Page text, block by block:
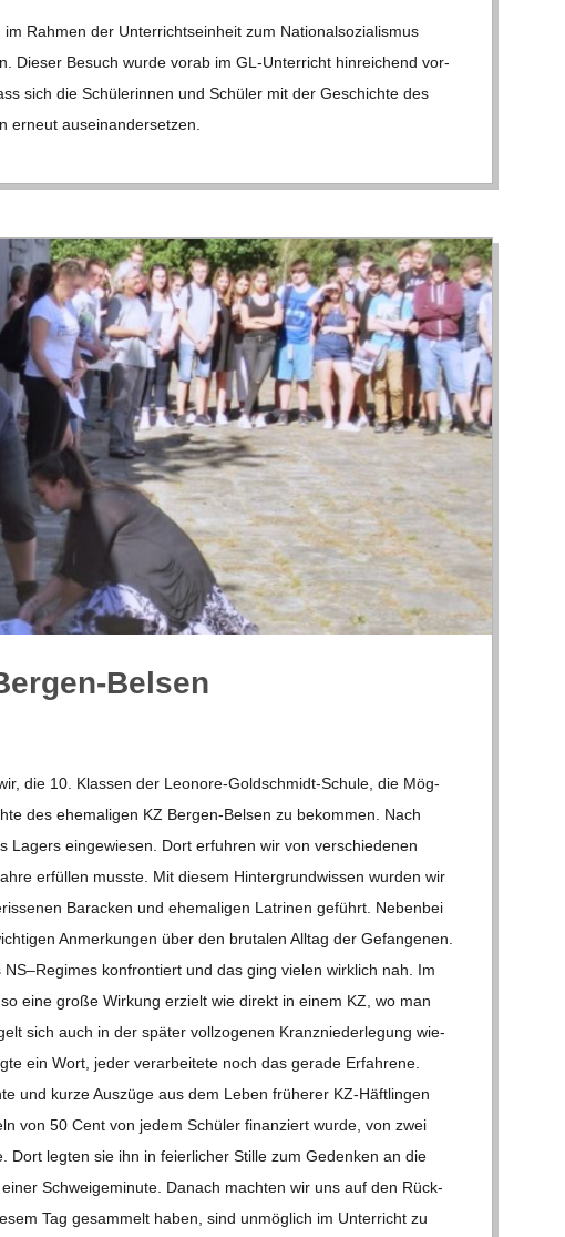
Rah­men der Unter­richts­ein­heit zum Natio­nal­so­zia­lis­mus
Die­ser Besuch wurde vorab im GL-Unter­richt hin­rei­chend vor­
sich die Schü­le­rin­nen und Schü­ler mit der Geschichte des
erneut aus­ein­an­der­set­zen.
Belsen
die 10. Klas­sen der Leo­­nore-Gol­d­­schmidt-Schule, die Mög­
des ehe­ma­li­gen KZ Ber­­gen-Bel­­sen zu bekom­men. Nach
Lagers ein­ge­wie­sen. Dort erfuh­ren wir von ver­schie­de­nen
erfül­len musste. Mit die­sem Hin­ter­grund­wis­sen wur­den wir
Bara­cken und ehe­ma­li­gen Latri­nen geführt. Neben­bei
Anmer­kun­gen über den bru­ta­len All­tag der Gefan­ge­nen.
kon­fron­tiert und das ging vie­len wirk­lich nah. Im
eine große Wir­kung erzielt wie direkt in einem KZ, wo man
sich auch in der spä­ter voll­zo­ge­nen Kranz­nie­der­le­gung wie­
ein Wort, jeder ver­ar­bei­tete noch das gerade Erfah­rene.
und kurze Aus­züge aus dem Leben frü­he­rer KZ-Häf­t­­lin­­gen
von 50 Cent von jedem Schü­ler finan­ziert wurde, von zwei
Dort leg­ten sie ihn in fei­er­li­cher Stille zum Geden­ken an die
Schwei­ge­mi­nute. Danach mach­ten wir uns auf den Rück­
Tag gesam­melt haben, sind unmög­lich im Unter­richt zu